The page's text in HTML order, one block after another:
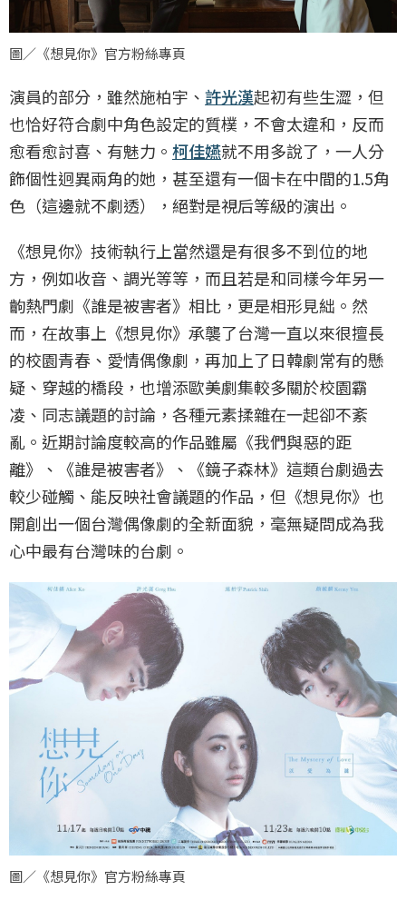
圖／《想見你》官方粉絲專頁
演員的部分，雖然施柏宇、 許光漢起初有些生澀，但
也恰好符合劇中角色設定的質樸，不會太違和，反而
愈看愈討喜、有魅力。 柯佳嬿就不用多說了，一人分
飾個性迥異兩角的她，甚至還有一個卡在中間的1.5角
色（這邊就不劇透），絕對是視后等級的演出。
《想見你》技術執行上當然還是有很多不到位的地
方，例如收音、調光等等，而且若是和同樣今年另一
齣熱門劇《誰是被害者》相比，更是相形見絀。然
而，在故事上《想見你》承襲了台灣一直以來很擅長
的校園青春、愛情偶像劇，再加上了日韓劇常有的懸
疑、穿越的橋段，也增添歐美劇集較多關於校園霸
凌、同志議題的討論，各種元素揉雜在一起卻不紊
亂。近期討論度較高的作品雖屬《我們與惡的距
離》、《誰是被害者》、《鏡子森林》這類台劇過去
較少碰觸、能反映社會議題的作品，但《想見你》也
開創出一個台灣偶像劇的全新面貌，毫無疑問成為我
心中最有台灣味的台劇。
圖／《想見你》官方粉絲專頁